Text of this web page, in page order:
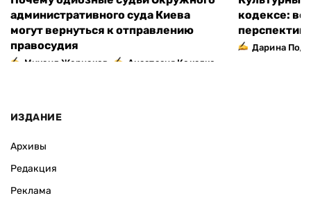
административного суда Киева
могут вернуться к отправлению
правосудия
Михаил Жернаков Анастасия Кокалко
кодексе:
Дарина
ИЗДАНИЕ
Архивы
Редакция
Реклама